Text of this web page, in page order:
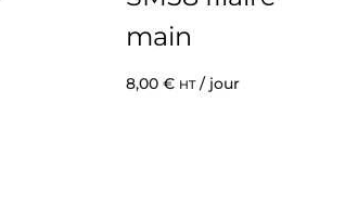
main
8,00 € HT/ jour